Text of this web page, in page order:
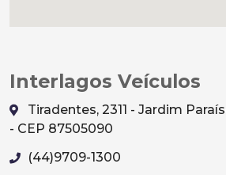
Interlagos Veículos
Tiradentes, 2311 - Jardim
- CEP 87505090
(44)9709-1300